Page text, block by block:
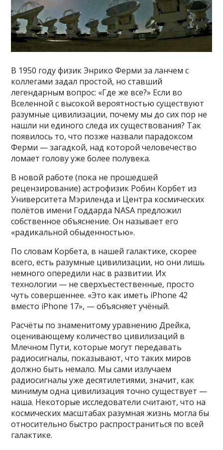
В 1950 году физик Энрико Ферми за ланчем с
коллегами задал простой, но ставший
легендарным вопрос: «Где же все?» Если во
Вселенной с высокой вероятностью существуют
разумные цивилизации, почему мы до сих пор не
нашли ни единого следа их существования? Так
появилось то, что позже назвали парадоксом
Ферми — загадкой, над которой человечество
ломает голову уже более полувека.
В новой работе (пока не прошедшей
рецензирование) астрофизик Робин Корбет из
Университета Мэриленда и Центра космических
полётов имени Годдарда NASA предложил
собственное объяснение. Он называет его
«радикальной обыденностью».
По словам Корбета, в нашей галактике, скорее
всего, есть разумные цивилизации, но они лишь
немного опередили нас в развитии. Их
технологии — не сверхъестественные, просто
чуть совершеннее. «Это как иметь iPhone 42
вместо iPhone 17», — объясняет учёный.
Расчёты по знаменитому уравнению Дрейка,
оценивающему количество цивилизаций в
Млечном Пути, которые могут передавать
радиосигналы, показывают, что таких миров
должно быть немало. Мы сами излучаем
радиосигналы уже десятилетиями, значит, как
минимум одна цивилизация точно существует —
наша. Некоторые исследователи считают, что на
космических масштабах разумная жизнь могла бы
относительно быстро распространиться по всей
галактике.